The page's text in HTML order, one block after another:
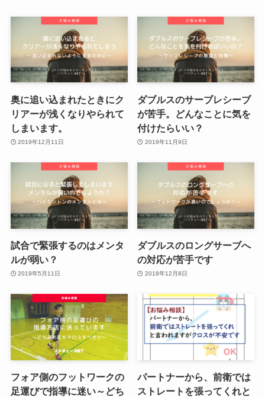
奥に追い込まれたときにク
リアーが浅くなりやられて
しまいます。
2019年12月11日
ダブルスのサーブレシーブ
が苦手。どんなことに気を
付けたらいい？
2019年11月9日
試合で緊張するのはメンタ
ルが弱い？
2019年5月11日
ダブルスのロングサーブへ
の対応が苦手です
2018年12月8日
フォア側のフットワークの
足運びで指導に迷い～どち
パートナーから、前衛では
ストレートを張ってくれと